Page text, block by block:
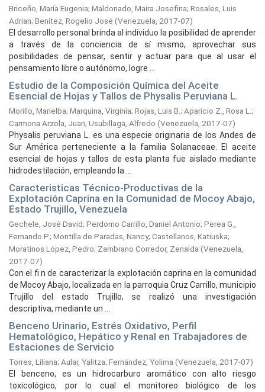
Briceño, María Eugenia; Maldonado, Maira Josefina; Rosales, Luis
Adrian; Benítez, Rogelio José (Venezuela, 2017-07)
El desarrollo personal brinda al individuo la posibilidad de aprender
a través de la conciencia de sí mismo, aprovechar sus
posibilidades de pensar, sentir y actuar para que al usar el
pensamiento libre o autónomo, logre ...
Estudio de la Composición Química del Aceite
Esencial de Hojas y Tallos de Physalis Peruviana L.
Morillo, Marielba; Marquina, Virginia; Rojas, Luis B. ; Aparicio Z., Rosa L. ;
Carmona Arzola, Juan; Usubillaga, Alfredo (Venezuela, 2017-07)
Physalis peruviana L. es una especie originaria de los Andes de
Sur América perteneciente a la familia Solanaceae. El aceite
esencial de hojas y tallos de esta planta fue aislado mediante
hidrodestilación, empleando la ...
Caracteristicas Técnico-Productivas de la
Explotación Caprina en la Comunidad de Mocoy Abajo,
Estado Trujillo, Venezuela
Gechele, José David; Perdomo Carrillo, Daniel Antonio; Perea G.,
Fernando P.; Montilla de Paradas, Nancy; Castellanos, Katiuska;
Moratinos López, Pedro; Zambrano Corredor, Zenaida (Venezuela,
2017-07)
Con el fi n de caracterizar la explotación caprina en la comunidad
de Mocoy Abajo, localizada en la parroquia Cruz Carrillo, municipio
Trujillo del estado Trujillo, se realizó una investigación
descriptiva, mediante un ...
Benceno Urinario, Estrés Oxidativo, Perfil
Hematológico, Hepático y Renal en Trabajadores de
Estaciones de Servicio
Torres, Liliana; Aular, Yalitza; Fernández, Yolima (Venezuela, 2017-07)
El benceno, es un hidrocarburo aromático con alto riesgo
toxicológico, por lo cual el monitoreo biológico de los